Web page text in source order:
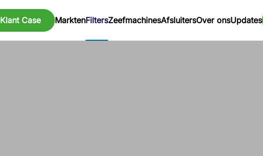
Klant Case MarktenFiltersZeefmachinesAfsluitersOver onsUpdates